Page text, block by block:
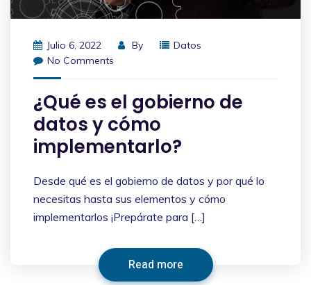
Julio 6, 2022 By
Datos
No Comments
¿Qué es el gobierno de
datos y cómo
implementarlo?
Desde qué es el gobierno de datos y por qué lo
necesitas hasta sus elementos y cómo
implementarlos ¡Prepárate para […]
Read more